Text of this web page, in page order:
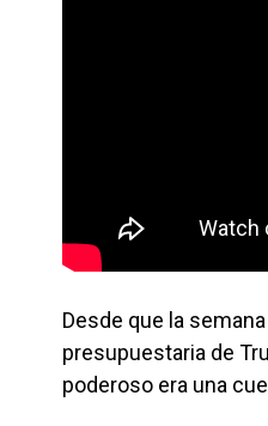
Desde que la
presupuestaria de
poderoso era una